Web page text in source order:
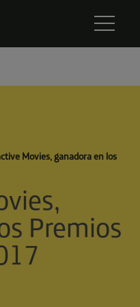
Movies, ganadora en los
Premios